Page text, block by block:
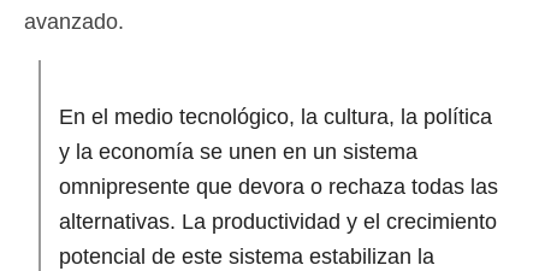
avanzado.
En el medio tecnológico, la cultura, la política
y la economía se unen en un sistema
omnipresente que devora o rechaza todas las
alternativas. La productividad y el crecimiento
potencial de este sistema estabilizan la